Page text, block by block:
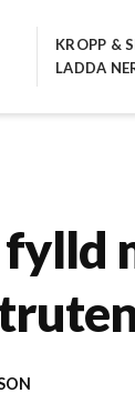
KROPP &
LADDA